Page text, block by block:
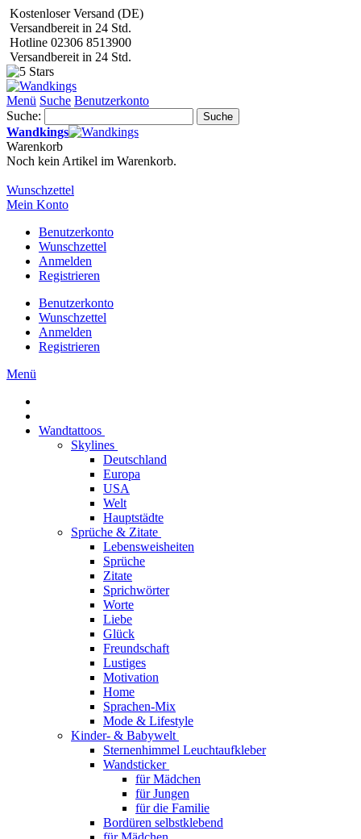
Kostenloser Versand (DE)
Versandbereit in 24 Std.
Hotline 02306 8513900
Versandbereit in 24 Std.
Menü Suche Benutzerkonto
Suche:
Suche
Wandkings
Warenkorb
Noch kein Artikel im Warenkorb.
Wunschzettel
Mein Konto
Benutzerkonto
Wunschzettel
Anmelden
Registrieren
Benutzerkonto
Wunschzettel
Anmelden
Registrieren
Menü
Wandtattoos
Skylines
Deutschland
Europa
USA
Welt
Hauptstädte
Sprüche & Zitate
Lebensweisheiten
Sprüche
Zitate
Sprichwörter
Worte
Liebe
Glück
Freundschaft
Lustiges
Motivation
Home
Sprachen-Mix
Mode & Lifestyle
Kinder- & Babywelt
Sternenhimmel Leuchtaufkleber
Wandsticker
für Mädchen
für Jungen
für die Familie
Bordüren selbstklebend